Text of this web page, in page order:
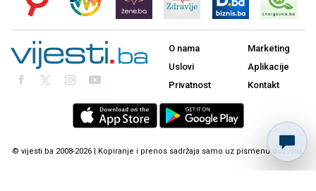
O nama
Uslovi
Privatnost
Marketing
Aplikacije
Kontakt
© vijesti.ba 2008-2026 | Kopiranje i prenos sadržaja samo uz pismenu dozvolu.